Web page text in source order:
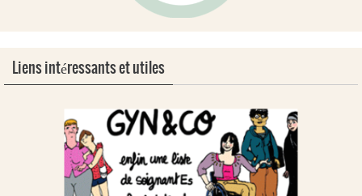
Liens intéressants et utiles